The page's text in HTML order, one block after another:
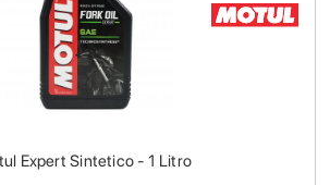
Expert Sintetico - 1 Litro